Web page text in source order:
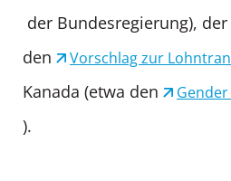
der Bundesregierung), der
den
Vorschlag zur
Kanada (etwa den
).